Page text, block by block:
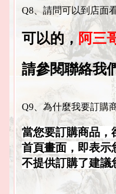
Q8、請問可以到店面
可以的，阿三
請參閱聯絡我
Q9、為什麼我要訂購
當您要訂購商品，
首頁畫面，即表示
不提供訂購了建議